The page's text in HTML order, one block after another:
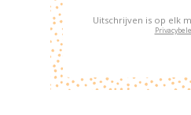
Uitschrijven is op elk